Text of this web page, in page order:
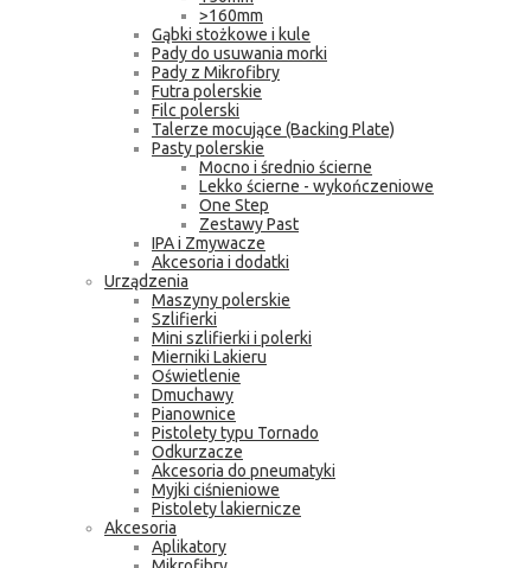
>160mm
Gąbki stożkowe i kule
Pady do usuwania morki
Pady z Mikrofibry
Futra polerskie
Filc polerski
Talerze mocujące (Backing Plate)
Pasty polerskie
Mocno i średnio ścierne
Lekko ścierne - wykończeniowe
One Step
Zestawy Past
IPA i Zmywacze
Akcesoria i dodatki
Urządzenia
Maszyny polerskie
Szlifierki
Mini szlifierki i polerki
Mierniki Lakieru
Oświetlenie
Dmuchawy
Pianownice
Pistolety typu Tornado
Odkurzacze
Akcesoria do pneumatyki
Myjki ciśnieniowe
Pistolety lakiernicze
Akcesoria
Aplikatory